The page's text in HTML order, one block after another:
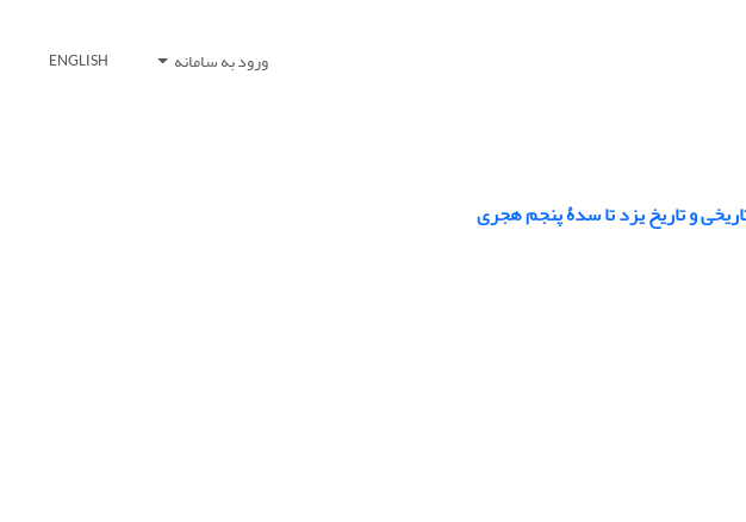
ورود به سامانه ENGLISH
و تاریخ یزد تا سدۀ پنجم هجری